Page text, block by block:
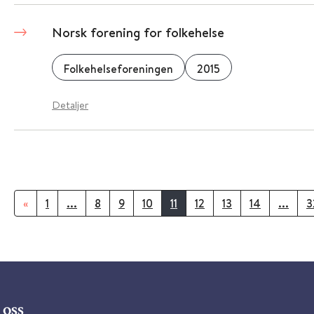
Norsk forening for folkehelse
Folkehelseforeningen 2015
Detaljer
« 1 ... 8 9 10 11 12 13 14 ...